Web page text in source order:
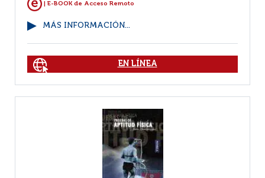
| E-BOOK de Acceso Remoto
MÁS INFORMACIÓN...
EN LÍNEA